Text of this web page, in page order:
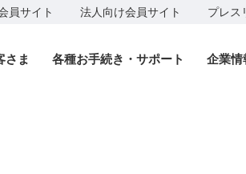
員サイト 法人向け会員サイト プレス
さま 各種お手続き・サポート 企業情